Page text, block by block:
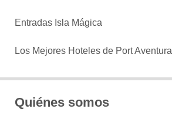
Entradas Isla Mágica
Los Mejores Hoteles de Port Aventura
Quiénes somos